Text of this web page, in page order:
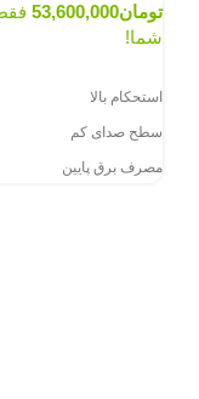
تومان53,600,000
شما!
استحکام بالا
سطح صدای کم
مصرف برق پایین